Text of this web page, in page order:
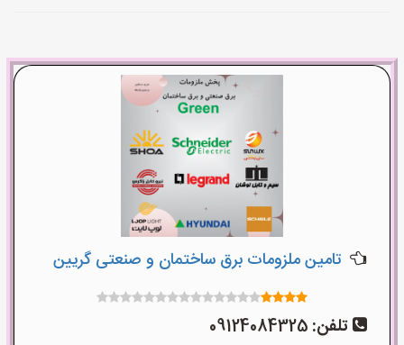
تامین ملزومات برق ساختمان و صنعتی گریین
تلفن: 09124084325